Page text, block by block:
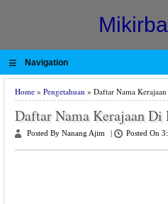
≡ Navigation
Home » Pengetahuan » Daftar Nama
Daftar Nama Kerajaan Di
Posted By Nanang Ajim Posted On